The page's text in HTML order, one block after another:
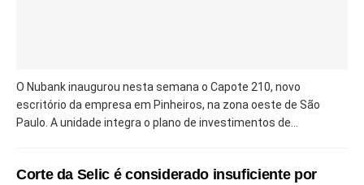
O Nubank inaugurou nesta semana o Capote 210, novo
escritório da empresa em Pinheiros, na zona oeste de São
Paulo. A unidade integra o plano de investimentos de...
Corte da Selic é considerado insuficiente por